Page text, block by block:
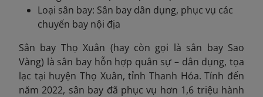
Loại sân bay: Sân bay dân dụng, phục vụ các
chuyến bay nội địa
Sân bay Thọ Xuân (hay còn gọi là sân bay Sao
Vàng) là sân bay hỗn hợp quân sự – dân dụng, tọa
lạc tại huyện Thọ Xuân, tỉnh Thanh Hóa. Tính đến
năm 2022, sân bay đã phục vụ hơn 1,6 triệu hành